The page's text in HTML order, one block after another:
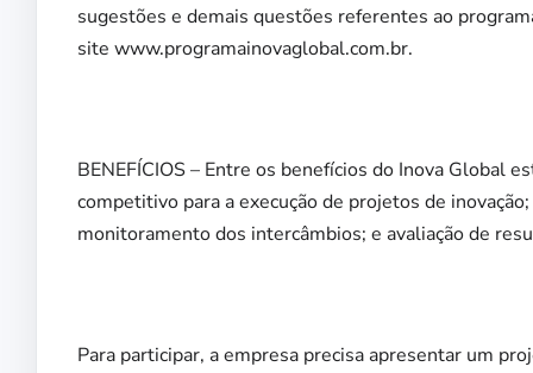
sugestões e demais questões referentes ao
site www.programainovaglobal.com.br.
BENEFÍCIOS – Entre os benefícios do Inova Global
competitivo para a execução de projetos de
monitoramento dos intercâmbios; e avaliação de
Para participar, a empresa precisa apresentar um